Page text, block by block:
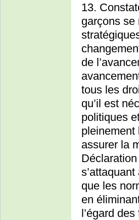
13.
garçons se
de
tous les
qu’il est
politiques
pleinement
assurer la
que les
en
l’égard